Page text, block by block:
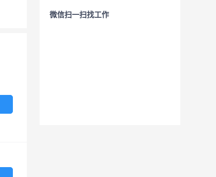
微信扫一扫找工作